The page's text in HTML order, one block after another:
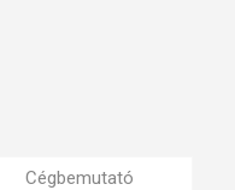
Cégbemutató